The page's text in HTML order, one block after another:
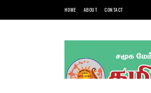
HOME ABOUT CONTACT